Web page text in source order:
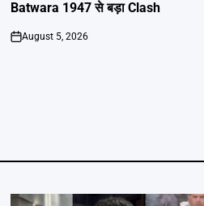
Batwara 1947 से बड़ा Clash
on
August 5, 2026